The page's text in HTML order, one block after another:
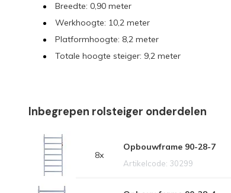
Breedte: 0,90 meter
Werkhoogte: 10,2 meter
Platformhoogte: 8,2 meter
Totale hoogte steiger: 9,2 meter
Inbegrepen rolsteiger onderdelen
8x
Opbouwframe 90-28-7
Artikelcode: 30299